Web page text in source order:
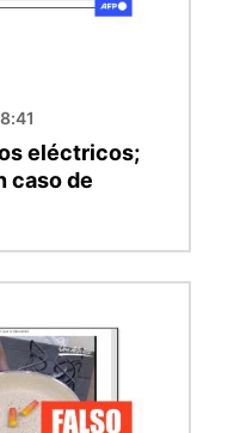
eléctricos;
caso de